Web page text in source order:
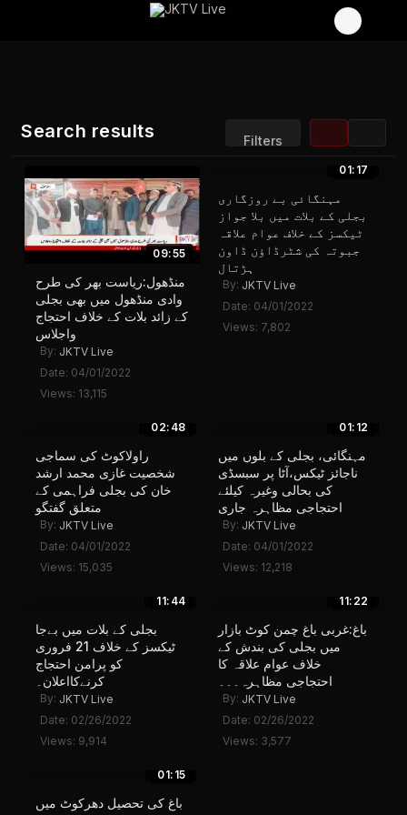
Filters
Search results
Sort by:
Results/Page:
09:55
منڈھول:ریاست بھر کی طرح
وادی منڈھول میں بھی بجلی
کے زائد بلات کے خلاف احتجاج
واجلاس
By: JKTV Live
Date: 04/01/2022
Views: 13,115
01:17
مہنگائی بے روزگاری
بجلی کے بلات میں بلا جواز
ٹیکسز کے خلاف عوام علاقہ
جبوتہ کی شٹرڈاؤن ڈاون
ہڑتال
By: JKTV Live
Date: 04/01/2022
Views: 7,802
02:48
راولاکوٹ کی سماجی
شخصیت غازی محمد ارشد
خان کی بجلی فراہمی کے
متعلق گفتگو
By: JKTV Live
Date: 04/01/2022
Views: 15,035
01:12
مہنگائی، بجلی کے بلوں میں
ناجائز ٹیکس،آٹا پر سبسڈی
کی بحالی وغیرہ کیلئے
احتجاجی مظاہرہ جاری
By: JKTV Live
Date: 04/01/2022
Views: 12,218
11:44
بجلی کے بلات میں بےجا
ٹیکسز کے خلاف 21 فروری
کو پرامن احتجاج
کرنےکااعلان۔
By: JKTV Live
Date: 02/26/2022
Views: 9,914
11:22
باغ:غربی باغ چمن کوٹ بازار
میں بجلی کی بندش کے
خلاف عوام علاقہ کا
احتجاجی مظاہرہ۔۔۔
By: JKTV Live
Date: 02/26/2022
Views: 3,577
01:15
باغ کی تحصیل دھرکوٹ میں